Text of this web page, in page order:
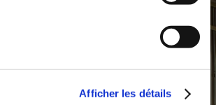
Afficher les détails